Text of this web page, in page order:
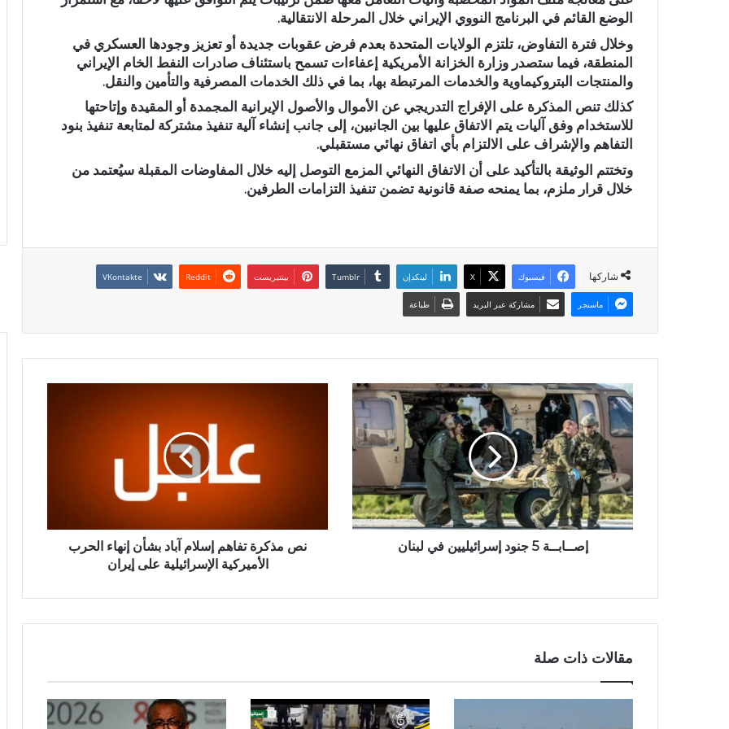
الوضع القائم في البرنامج النووي الإيراني خلال المرحلة الانتقالية.
وخلال فترة التفاوض، تلتزم الولايات المتحدة بعدم فرض عقوبات جديدة أو تعزيز وجودها العسكري في
المنطقة، فيما ستصدر وزارة الخزانة الأمريكية إعفاءات تسمح باستئناف صادرات النفط الخام الإيراني
والمنتجات البتروكيماوية والخدمات المرتبطة بها، بما في ذلك الخدمات المصرفية والتأمين والنقل.
كذلك تنص المذكرة على الإفراج التدريجي عن الأموال والأصول الإيرانية المجمدة أو المقيدة وإتاحتها
للاستخدام وفق آليات يتم الاتفاق عليها بين الجانبين، إلى جانب إنشاء آلية تنفيذ مشتركة لمتابعة تنفيذ بنود
التفاهم والإشراف على الالتزام بأي اتفاق نهائي مستقبلي.
وتختتم الوثيقة بالتأكيد على أن الاتفاق النهائي المزمع التوصل إليه خلال المفاوضات المقبلة سيُعتمد من
خلال قرار ملزم، بما يمنحه صفة قانونية تضمن تنفيذ التزامات الطرفين.
شاركها فيسبوك X لينكدإن بينتيريست
ماسنجر مشاركة عبر البريد طباعة
إصــابــة 5 جنود إسرائيليين في لبنان
نص مذكرة تفاهم إسلام آباد بشأن إنهاء الحرب
الأميركية الإسرائيلية على إيران
مقالات ذات صلة